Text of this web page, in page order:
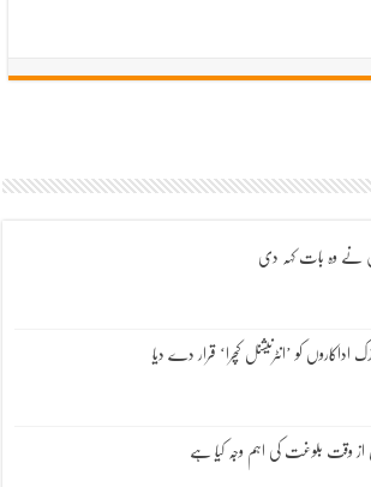
نے وہ بات کہہ دی
کو ’انٹرنیشنل کچرا‘ قرار دے دیا
از وقت بلوغت کی اہم وجہ کیا ہے